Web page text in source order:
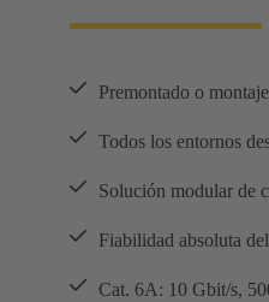
Premontado o
Todos los entornos
Solución modular de
Fiabilidad absoluta
Cat. 6A: 10 Gbit/s,